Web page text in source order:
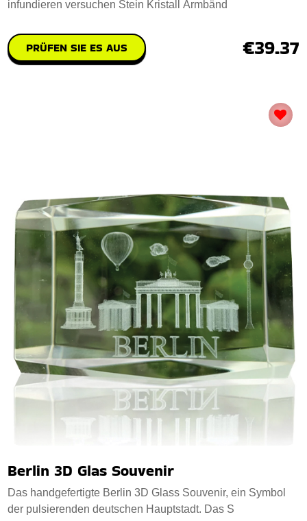
infundieren versuchen Stein Kristall Armbänd
PRÜFEN SIE ES AUS €39.37
Berlin 3D Glas Souvenir
Das handgefertigte Berlin 3D Glass Souvenir, ein Symbol
der pulsierenden deutschen Hauptstadt. Das S